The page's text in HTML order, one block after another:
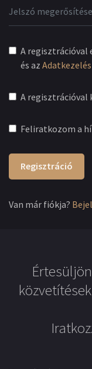
A regisztrációval
és az
A regisztrációval
Feliratkozom a
Regisztráció
Van már fiókja?